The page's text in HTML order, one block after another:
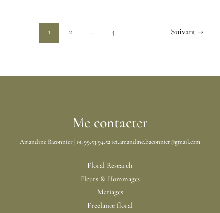
spécialisée
funéraire
1 2 … 4 Suivant→
Me contacter
Amandine Baconnier | 06.99.53.94.52 ici.amandine.baconnier@gmail.com
Floral Research
Fleurs & Hommages
Mariages
Freelance floral